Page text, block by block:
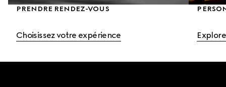
PRENDRE RENDEZ-VOUS
Choisissez votre expérience